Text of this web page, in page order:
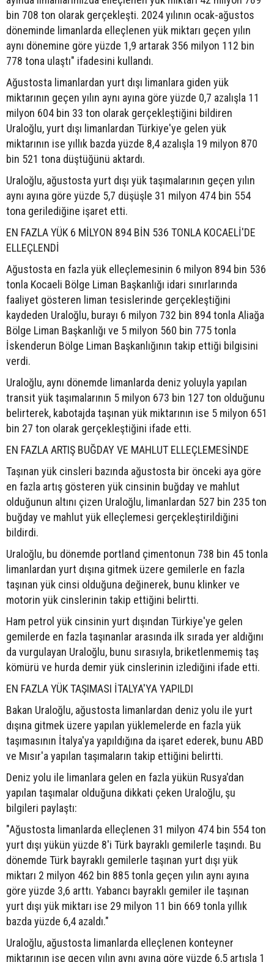
bin 708 ton olarak gerçekleşti. 2024 yılının ocak-ağustos
döneminde limanlarda elleçlenen yük miktarı geçen yılın
aynı dönemine göre yüzde 1,9 artarak 356 milyon 112 bin
778 tona ulaştı" ifadesini kullandı.
Ağustosta limanlardan yurt dışı limanlara giden yük
miktarının geçen yılın aynı ayına göre yüzde 0,7 azalışla 11
milyon 604 bin 33 ton olarak gerçekleştiğini bildiren
Uraloğlu, yurt dışı limanlardan Türkiye'ye gelen yük
miktarının ise yıllık bazda yüzde 8,4 azalışla 19 milyon 870
bin 521 tona düştüğünü aktardı.
Uraloğlu, ağustosta yurt dışı yük taşımalarının geçen yılın
aynı ayına göre yüzde 5,7 düşüşle 31 milyon 474 bin 554
tona gerilediğine işaret etti.
EN FAZLA YÜK 6 MİLYON 894 BİN 536 TONLA KOCAELİ'DE
ELLEÇLENDİ
Ağustosta en fazla yük elleçlemesinin 6 milyon 894 bin 536
tonla Kocaeli Bölge Liman Başkanlığı idari sınırlarında
faaliyet gösteren liman tesislerinde gerçekleştiğini
kaydeden Uraloğlu, burayı 6 milyon 732 bin 894 tonla Aliağa
Bölge Liman Başkanlığı ve 5 milyon 560 bin 775 tonla
İskenderun Bölge Liman Başkanlığının takip ettiği bilgisini
verdi.
Uraloğlu, aynı dönemde limanlarda deniz yoluyla yapılan
transit yük taşımalarının 5 milyon 673 bin 127 ton olduğunu
belirterek, kabotajda taşınan yük miktarının ise 5 milyon 651
bin 27 ton olarak gerçekleştiğini ifade etti.
EN FAZLA ARTIŞ BUĞDAY VE MAHLUT ELLEÇLEMESİNDE
Taşınan yük cinsleri bazında ağustosta bir önceki aya göre
en fazla artış gösteren yük cinsinin buğday ve mahlut
olduğunun altını çizen Uraloğlu, limanlardan 527 bin 235 ton
buğday ve mahlut yük elleçlemesi gerçekleştirildiğini
bildirdi.
Uraloğlu, bu dönemde portland çimentonun 738 bin 45 tonla
limanlardan yurt dışına gitmek üzere gemilerle en fazla
taşınan yük cinsi olduğuna değinerek, bunu klinker ve
motorin yük cinslerinin takip ettiğini belirtti.
Ham petrol yük cinsinin yurt dışından Türkiye'ye gelen
gemilerde en fazla taşınanlar arasında ilk sırada yer aldığını
da vurgulayan Uraloğlu, bunu sırasıyla, briketlenmemiş taş
kömürü ve hurda demir yük cinslerinin izlediğini ifade etti.
EN FAZLA YÜK TAŞIMASI İTALYA'YA YAPILDI
Bakan Uraloğlu, ağustosta limanlardan deniz yolu ile yurt
dışına gitmek üzere yapılan yüklemelerde en fazla yük
taşımasının İtalya'ya yapıldığına da işaret ederek, bunu ABD
ve Mısır'a yapılan taşımaların takip ettiğini belirtti.
Deniz yolu ile limanlara gelen en fazla yükün Rusya'dan
yapılan taşımalar olduğuna dikkati çeken Uraloğlu, şu
bilgileri paylaştı:
"Ağustosta limanlarda elleçlenen 31 milyon 474 bin 554 ton
yurt dışı yükün yüzde 8'i Türk bayraklı gemilerle taşındı. Bu
dönemde Türk bayraklı gemilerle taşınan yurt dışı yük
miktarı 2 milyon 462 bin 885 tonla geçen yılın aynı ayına
göre yüzde 3,6 arttı. Yabancı bayraklı gemiler ile taşınan
yurt dışı yük miktarı ise 29 milyon 11 bin 669 tonla yıllık
bazda yüzde 6,4 azaldı."
Uraloğlu, ağustosta limanlarda elleçlenen konteyner
miktarının ise geçen yılın aynı ayına göre yüzde 6,5 artışla 1